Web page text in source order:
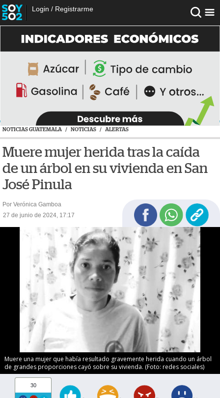
Login / Registrarme
NOTICIAS GUATEMALA / NOTICIAS / ALERTAS
Muere mujer herida tras la caída
de un árbol en su vivienda en San
José Pinula
Por Verónica Gamboa
27 de junio de 2024, 17:17
Muere una mujer que había resultado gravemente herida cuando un árbol
de grandes proporciones cayó sobre su vivienda. (Foto: redes sociales)
30